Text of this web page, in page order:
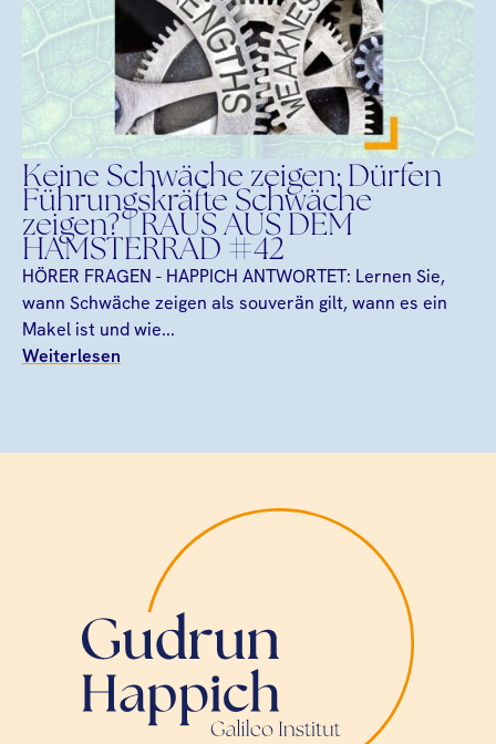
Keine Schwäche zeigen: Dürfen
Führungskräfte Schwäche
zeigen? | RAUS AUS DEM
HAMSTERRAD #42
HÖRER FRAGEN - HAPPICH ANTWORTET: Lernen Sie,
wann Schwäche zeigen als souverän gilt, wann es ein
Makel ist und wie...
Weiterlesen